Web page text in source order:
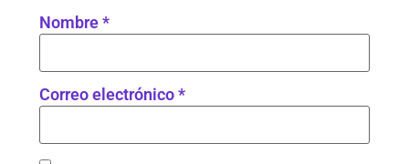
Nombre*
Correo electrónico*